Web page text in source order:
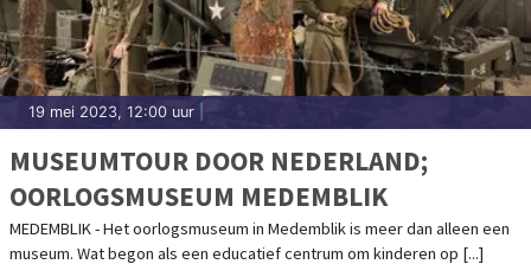
19 mei 2023, 12:00 uur
MUSEUMTOUR DOOR NEDERLAND;
OORLOGSMUSEUM MEDEMBLIK
MEDEMBLIK - Het oorlogsmuseum in Medemblik is meer dan alleen een
museum. Wat begon als een educatief centrum om kinderen op [...]